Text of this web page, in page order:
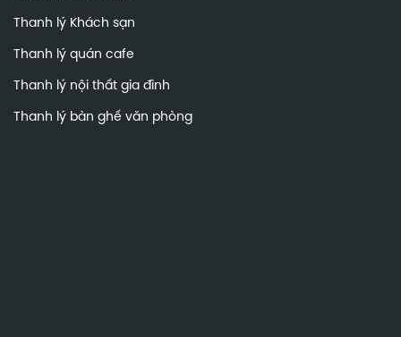
Thanh lý Khách sạn
Thanh lý quán cafe
Thanh lý nội thất gia đình
Thanh lý bàn ghế văn phòng